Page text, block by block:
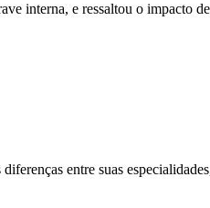
interna, e ressaltou o impacto
entre suas